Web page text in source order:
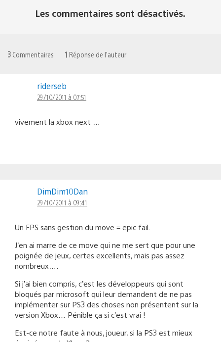
Les commentaires sont désactivés.
3 Commentaires 1 Réponse de l'auteur
riderseb
29/10/2011 à 07:51
vivement la xbox next …
DimDim10Dan
29/10/2011 à 09:41
Un FPS sans gestion du move = epic fail.
J’en ai marre de ce move qui ne me sert que pour une
poignée de jeux, certes excellents, mais pas assez
nombreux….
Si j’ai bien compris, c’est les développeurs qui sont
bloqués par microsoft qui leur demandent de ne pas
implémenter sur PS3 des choses non présentent sur la
version Xbox… Pénible ça si c’est vrai !
Est-ce notre faute à nous, joueur, si la PS3 est mieux